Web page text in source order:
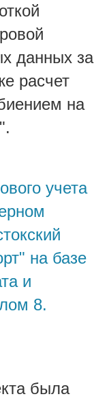
данных за
расчет
на
учета
на базе
и
8.
была